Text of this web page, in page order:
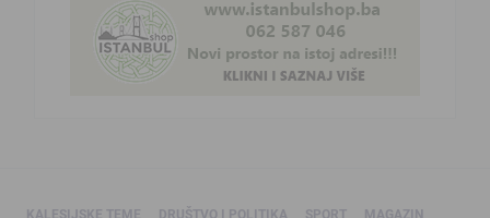
KALESIJSKE TEME DRUŠTVO I POLITIKA SPORT MAGAZIN